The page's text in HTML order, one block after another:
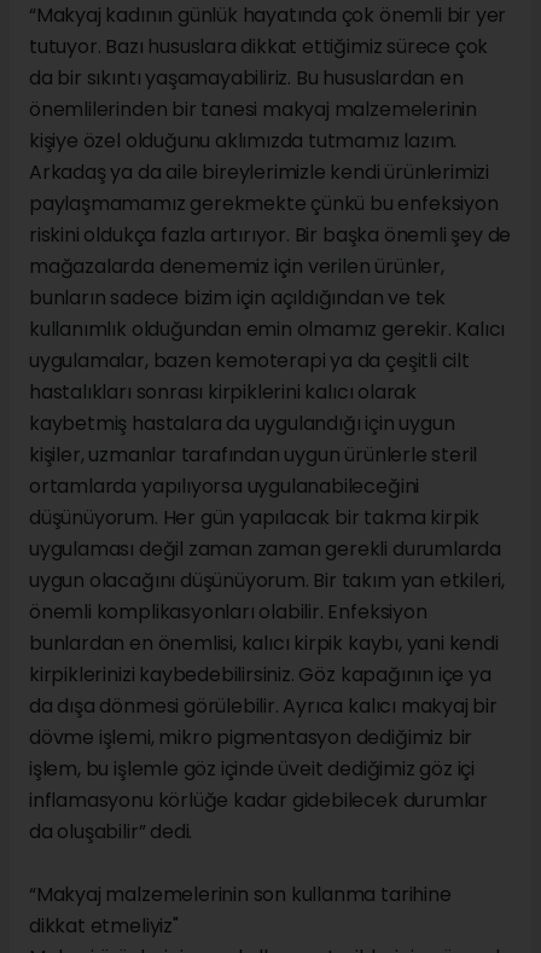
“Makyaj kadının günlük hayatında çok önemli bir yer
tutuyor. Bazı hususlara dikkat ettiğimiz sürece çok
da bir sıkıntı yaşamayabiliriz. Bu hususlardan en
önemlilerinden bir tanesi makyaj malzemelerinin
kişiye özel olduğunu aklımızda tutmamız lazım.
Arkadaş ya da aile bireylerimizle kendi ürünlerimizi
paylaşmamamız gerekmekte çünkü bu enfeksiyon
riskini oldukça fazla artırıyor. Bir başka önemli şey de
mağazalarda denememiz için verilen ürünler,
bunların sadece bizim için açıldığından ve tek
kullanımlık olduğundan emin olmamız gerekir. Kalıcı
uygulamalar, bazen kemoterapi ya da çeşitli cilt
hastalıkları sonrası kirpiklerini kalıcı olarak
kaybetmiş hastalara da uygulandığı için uygun
kişiler, uzmanlar tarafından uygun ürünlerle steril
ortamlarda yapılıyorsa uygulanabileceğini
düşünüyorum. Her gün yapılacak bir takma kirpik
uygulaması değil zaman zaman gerekli durumlarda
uygun olacağını düşünüyorum. Bir takım yan etkileri,
önemli komplikasyonları olabilir. Enfeksiyon
bunlardan en önemlisi, kalıcı kirpik kaybı, yani kendi
kirpiklerinizi kaybedebilirsiniz. Göz kapağının içe ya
da dışa dönmesi görülebilir. Ayrıca kalıcı makyaj bir
dövme işlemi, mikro pigmentasyon dediğimiz bir
işlem, bu işlemle göz içinde üveit dediğimiz göz içi
inflamasyonu körlüğe kadar gidebilecek durumlar
da oluşabilir” dedi.
“Makyaj malzemelerinin son kullanma tarihine
dikkat etmeliyiz"